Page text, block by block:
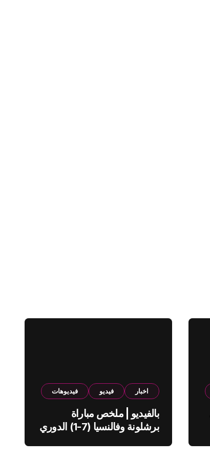
اخبار فيديو فيديوهات
بالفيديو | ملخص مباراة
برشلونة وفالنسيا (7-1) الدوري